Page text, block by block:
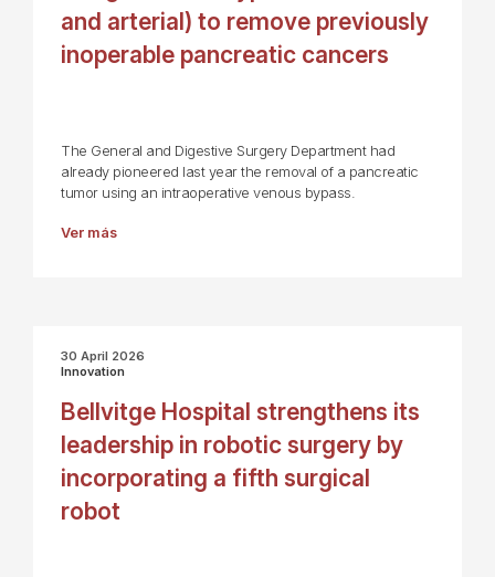
and arterial) to remove previously
inoperable pancreatic cancers
The General and Digestive Surgery Department had
already pioneered last year the removal of a pancreatic
tumor using an intraoperative venous bypass.
Ver más
30 April 2026
Innovation
Bellvitge Hospital strengthens its
leadership in robotic surgery by
incorporating a fifth surgical
robot